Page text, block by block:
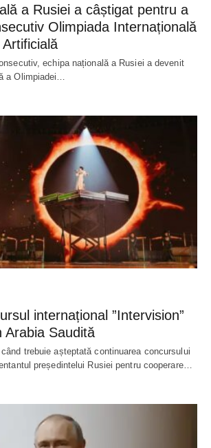
a Rusiei a câștigat pentru a
Olimpiada Internațională
echipa națională a Rusiei a devenit
a Olimpiadei…
internațional ”Intervision”
Arabia Saudită
trebuie așteptată continuarea concursului
președintelui Rusiei pentru cooperare…